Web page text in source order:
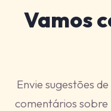
Vamos
Envie sugestões
comentários sobre